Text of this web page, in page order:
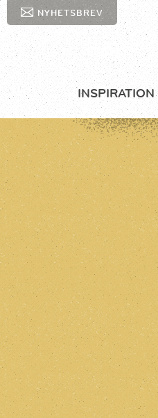
NYHETSBREV
INSPIRATION